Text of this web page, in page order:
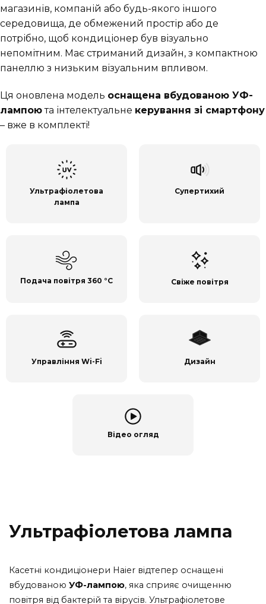
магазинів, компаній або будь-якого іншого
середовища, де обмежений простір або де
потрібно, щоб кондиціонер був візуально
непомітним. Має стриманий дизайн, з компактною
панеллю з низьким візуальним впливом.
Ця оновлена модель оснащена вбудованою УФ-
лампоюта інтелектуальне керування зі смартфону
– вже в комплекті!
Ультрафіолетова
лампа
Супертихий
Подача повітря 360 °C Свіже повітря
Управління Wi-Fi Дизайн
Відео огляд
Ультрафіолетова лампа
Касетні кондиціонери Haier відтепер оснащені
вбудованою УФ-лампою, яка сприяє очищенню
повітря від бактерій та вірусів. Ультрафіолетове